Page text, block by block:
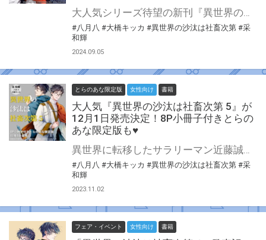
大人気シリーズ待望の新刊『異世界の沙汰は社畜次第』第6巻が11月1日発売！ とらのあなでは刊行を記念して描き下ろし漫画&書き下ろしSS入り8P小冊子とミニアクリルスタンド付きとらのあな限定版を発売致します♥ 店舗・通販にて予約開始！とらのあな限定版は数量限定生産となりますので、お早めにご予約下さい！
#八月八 #大橋キッカ #異世界の沙汰は社畜次第 #采
和輝
2024.09.05
とらのあな限定版 女性向け 書籍
大人気『異世界の沙汰は社畜次第 5』が
12月1日発売決定！8P小冊子付きとらの
あな限定版も♥
異世界に転移したサラリーマン近藤誠一郎が教会に出向して数日が経った。 教会での調査が佳境を迎えるなか最後の瘴気浄化遠征も終わろうとしていた。 しかし、誠一郎を残し遠征に参加していたアレシュは危険な魔獣討伐に直接向かうことに……。 ロマーニ王国の国教でもあるアブラーン教、その教会の役割とは？ そして誠一郎が近づくことのできない御神体とは？ 離れ離れになった二人が想うのは─── 描き下ろし番外編「旅路の無事は想い次第」も収録!! 大人気『異世界の沙汰は社畜次第』第5巻が12月1日発売！ とらのあなでは刊行を記念して描き下ろし漫画&書き下ろしSS入り8P小冊子付きとらのあな限定版を発売致します♥ 店舗・通販にて予約開始！とらのあな限定版は数量限定生産となりますので、お早めにご予約下さい！
#八月八 #大橋キッカ #異世界の沙汰は社畜次第 #采
和輝
2023.11.02
フェア・イベント 女性向け 書籍